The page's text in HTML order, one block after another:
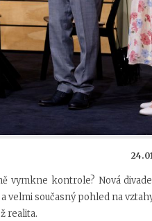
vymkne kontrole? Nová
velmi současný pohled na
realita.